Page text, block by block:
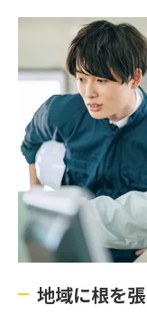
地域に根を